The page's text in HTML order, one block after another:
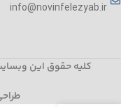
info@novinfelezyab.ir
کلیه حقوق این